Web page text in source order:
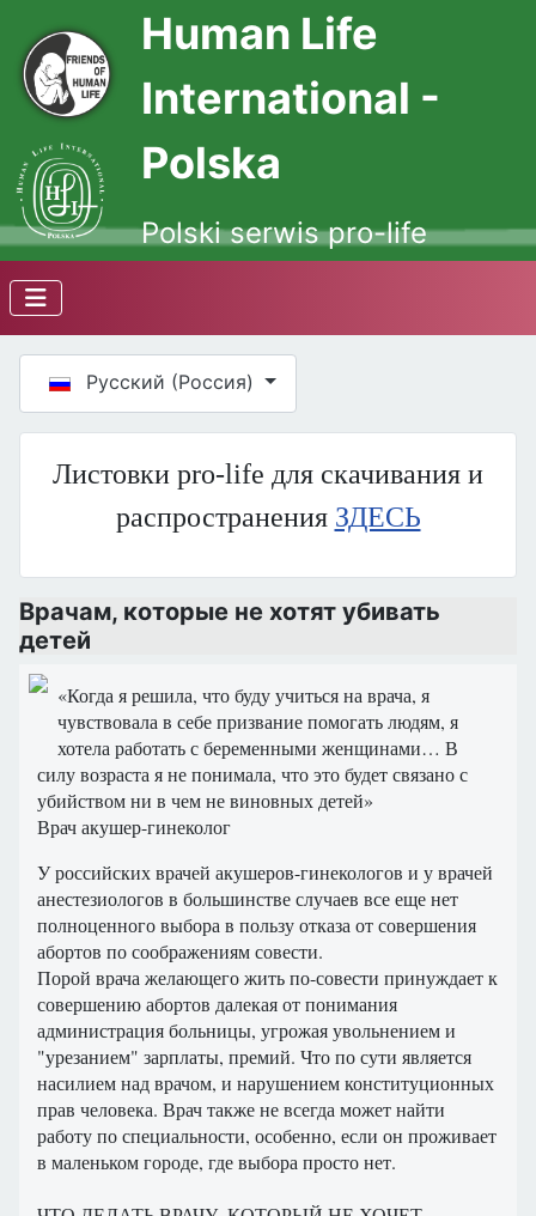
Human Life
International -
Polska
Polski serwis pro-life
Русский (Россия)
Листовки pro-life для скачивания и
распространения ЗДЕСЬ
Врачам, которые не хотят убивать
детей
«Когда я решила, что буду учиться на врача, я
чувствовала в себе призвание помогать людям, я
хотела работать с беременными женщинами… В
силу возраста я не понимала, что это будет связано с
убийством ни в чем не виновных детей»
Врач акушер-гинеколог
У российских врачей акушеров-гинекологов и у врачей
анестезиологов в большинстве случаев все еще нет
полноценного выбора в пользу отказа от совершения
абортов по соображениям совести.
Порой врача желающего жить по-совести принуждает к
совершению абортов далекая от понимания
администрация больницы, угрожая увольнением и
"урезанием" зарплаты, премий. Что по сути является
насилием над врачом, и нарушением конституционных
прав человека. Врач также не всегда может найти
работу по специальности, особенно, если он проживает
в маленьком городе, где выбора просто нет.